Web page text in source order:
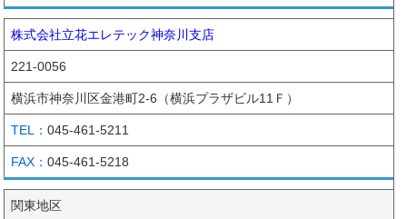
株式会社立花エレテック神奈川支店
221-0056
横浜市神奈川区金港町2-6（横浜プラザビル11Ｆ）
045-461-5211
045-461-5218
関東地区